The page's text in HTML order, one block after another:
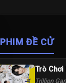
PHIM ĐỀ CỬ
Trò Chơi
Trillion